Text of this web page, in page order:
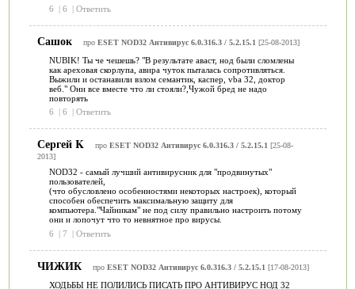
6
| 6 | Ответить
Сашок про ESET NOD32 Антивирус 6.0.316.3 / 5.2.15.1 [25-08-2013]
NUBIK! Ты че чешешь? "В результате аваст, нод были сломлены
как ареховая скорлупа, авира чуток пыталась сопротивляться.
Выжили и останавили взлом семантик, каспер, vba 32, доктор
веб." Они все вместе что ли стояли?,Чужой бред не надо
повторять
6
| 6 | Ответить
Сергей K про ESET NOD32 Антивирус 6.0.316.3 / 5.2.15.1 [25-08-
2013]
NOD32 - самый лучший антивирусник для "продвинутых"
пользователей,
(что обусловлено особенностями некоторых настроек), который
способен обеспечить максимальную защиту для
компьютера."Чайникам" не под силу правильно настроить потому
они и лопочут что то невнятное про вирусы.
6
| 7 | Ответить
ЧИЖИК про ESET NOD32 Антивирус 6.0.316.3 / 5.2.15.1 [17-08-2013]
ХОДЬБЫ НЕ ПОЛИЛИСЬ ПИСАТЬ ПРО АНТИВИРУС НОД 32